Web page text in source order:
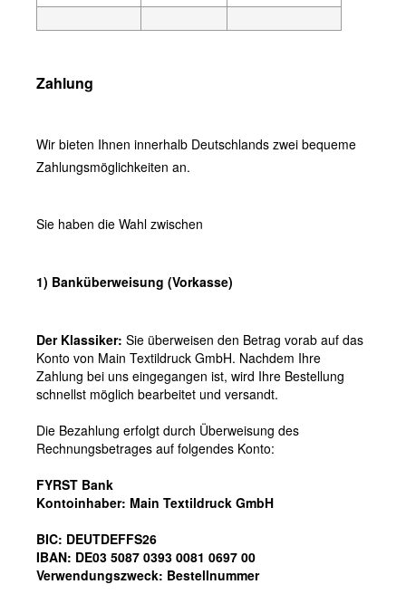
Zahlung
Wir bieten Ihnen innerhalb Deutschlands zwei bequeme
Zahlungsmöglichkeiten an.
Sie haben die Wahl zwischen
1) Banküberweisung (Vorkasse)
Der Klassiker: Sie überweisen den Betrag vorab auf das
Konto von Main Textildruck GmbH. Nachdem Ihre
Zahlung bei uns eingegangen ist, wird Ihre Bestellung
schnellst möglich bearbeitet und versandt.
Die Bezahlung erfolgt durch Überweisung des
Rechnungsbetrages auf folgendes Konto:
FYRST Bank
Kontoinhaber: Main Textildruck GmbH
BIC: DEUTDEFFS26
IBAN: DE03 5087 0393 0081 0697 00
Verwendungszweck: Bestellnummer